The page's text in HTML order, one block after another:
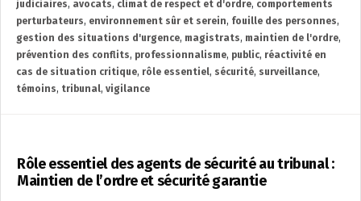
judiciaires, avocats, climat de respect et d'ordre, comportements
perturbateurs, environnement sûr et serein, fouille des personnes,
gestion des situations d'urgence, magistrats, maintien de l'ordre,
prévention des conflits, professionnalisme, public, réactivité en
cas de situation critique, rôle essentiel, sécurité, surveillance,
témoins, tribunal, vigilance
Rôle essentiel des agents de sécurité au tribunal :
Maintien de l’ordre et sécurité garantie